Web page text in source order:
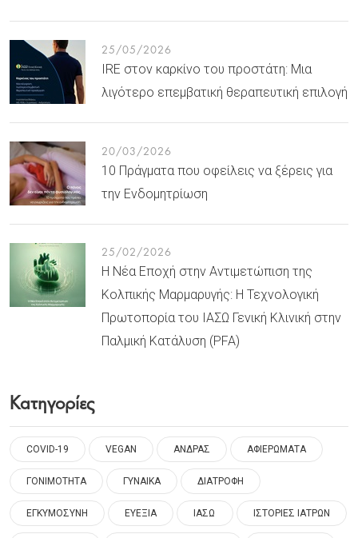
25/05/2026
IRE στον καρκίνο του προστάτη: Μια
λιγότερο επεμβατική θεραπευτική επιλογή
20/03/2026
10 Πράγματα που οφείλεις να ξέρεις για
την Ενδομητρίωση
25/02/2026
Η Νέα Εποχή στην Αντιμετώπιση της
Κολπικής Μαρμαρυγής: Η Τεχνολογική
Πρωτοπορία του ΙΑΣΩ Γενική Κλινική στην
Παλμική Κατάλυση (PFA)
Κατηγορίες
COVID-19 VEGAN ΑΝΔΡΑΣ ΑΦΙΕΡΩΜΑΤΑ
ΓΟΝΙΜΟΤΗΤΑ ΓΥΝΑΙΚΑ ΔΙΑΤΡΟΦΗ
ΕΓΚΥΜΟΣΥΝΗ ΕΥΕΞΙΑ ΙΑΣΩ ΙΣΤΟΡΙΕΣ ΙΑΤΡΩΝ